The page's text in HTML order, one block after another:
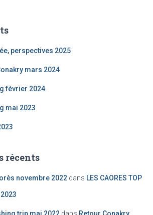
perspectives 2025
mars 2024
février 2024
mai 2023
récents
novembre 2022 dans LES CAORES TOP
trip mai 2022 dans Retour Conakry